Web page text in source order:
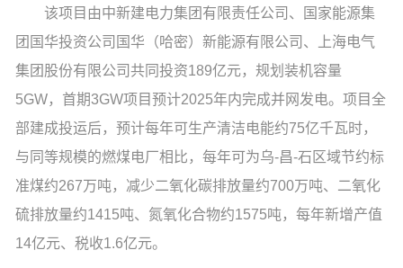
该项目由中新建电力集团有限责任公司、国家能源集
团国华投资公司国华（哈密）新能源有限公司、上海电气
集团股份有限公司共同投资189亿元，规划装机容量
5GW，首期3GW项目预计2025年内完成并网发电。项目全
部建成投运后，预计每年可生产清洁电能约75亿千瓦时，
与同等规模的燃煤电厂相比，每年可为乌-昌-石区域节约标
准煤约267万吨，减少二氧化碳排放量约700万吨、二氧化
硫排放量约1415吨、氮氧化合物约1575吨，每年新增产值
14亿元、税收1.6亿元。